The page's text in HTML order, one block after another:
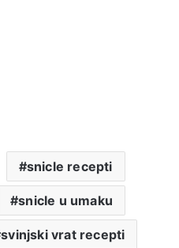
snicle recepti
snicle u umaku
svinjski vrat recepti